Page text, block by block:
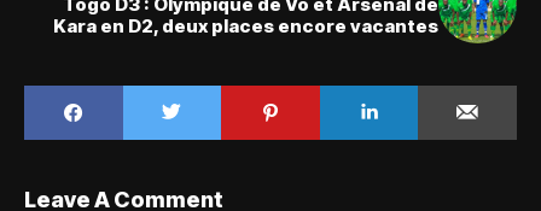
Kara en D2, deux places encore vacantes
Leave A Comment